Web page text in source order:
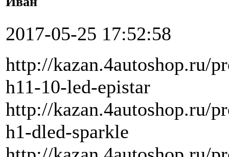
2017-05-25 17:52:58
http://kazan.4autoshop.ru/
h11-10-led-epistar
http://kazan.4autoshop.ru/
h1-dled-sparkle